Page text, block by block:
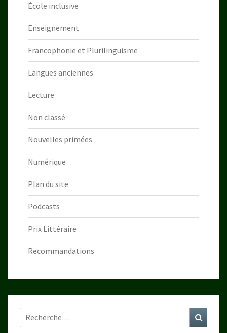
École inclusive
Enseignement
Francophonie et Plurilinguisme
Langues anciennes
Lecture
Non classé
Nouvelles primées
Numérique
Plan du site
Podcasts
Prix Littéraire
Recommandations
Rechercher :